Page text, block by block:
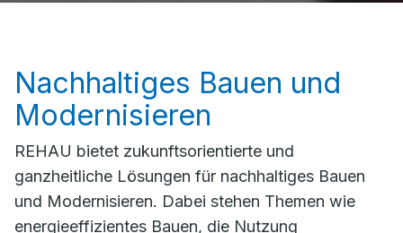
Nachhaltiges Bauen und
Modernisieren
REHAU bietet zukunftsorientierte und
ganzheitliche Lösungen für nachhaltiges Bauen
und Modernisieren. Dabei stehen Themen wie
energieeffizientes Bauen, die Nutzung